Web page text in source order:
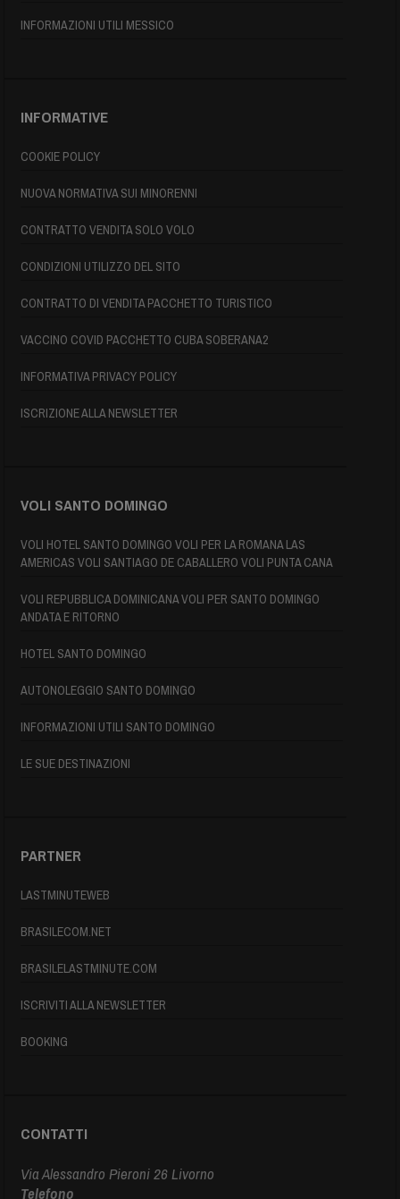
INFORMAZIONI UTILI MESSICO
INFORMATIVE
COOKIE POLICY
NUOVA NORMATIVA SUI MINORENNI
CONTRATTO VENDITA SOLO VOLO
CONDIZIONI UTILIZZO DEL SITO
CONTRATTO DI VENDITA PACCHETTO TURISTICO
VACCINO COVID PACCHETTO CUBA SOBERANA2
INFORMATIVA PRIVACY POLICY
ISCRIZIONE ALLA NEWSLETTER
VOLI SANTO DOMINGO
VOLI HOTEL SANTO DOMINGO VOLI PER LA ROMANA LAS
AMERICAS VOLI SANTIAGO DE CABALLERO VOLI PUNTA CANA
VOLI REPUBBLICA DOMINICANA VOLI PER SANTO DOMINGO
ANDATA E RITORNO
HOTEL SANTO DOMINGO
AUTONOLEGGIO SANTO DOMINGO
INFORMAZIONI UTILI SANTO DOMINGO
LE SUE DESTINAZIONI
PARTNER
LASTMINUTEWEB
BRASILECOM.NET
BRASILELASTMINUTE.COM
ISCRIVITI ALLA NEWSLETTER
BOOKING
CONTATTI
Via Alessandro Pieroni 26 Livorno
Telefono